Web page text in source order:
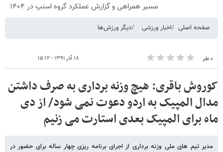
مسیر همراهی و گزارش عملکرد گروه اسنپ در ۱۴۰۴
صفحه اصلی اخبار ورزشی دیگر ورزش‌ها
۰ نفر ۱۸ آذر ۱۳۹۱ - ۱۵:۱۲
کوروش باقری: هیچ وزنه برداری به صرف داشتن
مدال المپیک به اردو دعوت نمی شود/ از دی
ماه برای المپیک بعدی استارت می زنیم
مدیر تیم های ملی وزنه برداری از اجرای برنامه ریزی چهار ساله برای حضور در